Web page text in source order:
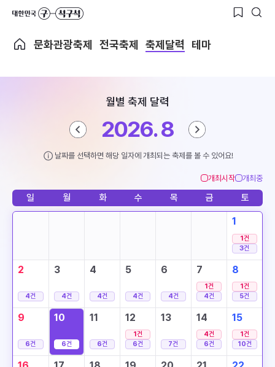
문화관광축제 전국축제 축제달력 테마
월별 축제 달력
2026. 8
날짜를 선택하면 해당 일자에 개최되는 축제를 볼 수 있어요!
개최시작 개최중
일 월 화 수 목 금 토
1
1건
3건
2
4건
3
4건
4
4건
5
4건
6
4건
7
1건
4건
8
1건
5건
9
6건
10
6건
11
6건
12
1건
6건
13
7건
14
4건
6건
15
1건
10건